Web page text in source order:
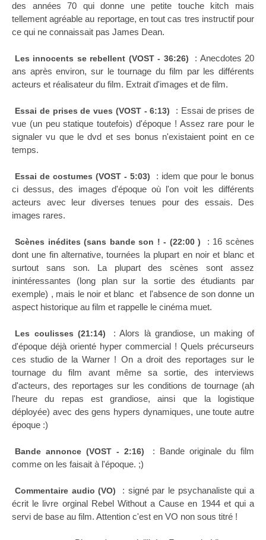
des années 70 qui donne une petite touche kitch mais
tellement agréable au reportage, en tout cas tres instructif pour
ce qui ne connaissait pas James Dean.
Les innocents se rebellent (VOST - 36:26)
: Anecdotes 20
ans après environ, sur le tournage du film par les différents
acteurs et réalisateur du film. Extrait d'images et de film.
Essai de prises de vues (VOST - 6:13)
: Essai de prises de
vue (un peu statique toutefois) d'époque ! Assez rare pour le
signaler vu que le dvd et ses bonus n'existaient point en ce
temps.
Essai de costumes (VOST - 5:03)
: idem que pour le bonus
ci dessus, des images d'époque où l'on voit les différents
acteurs avec leur diverses tenues pour des essais. Des
images rares.
Scènes inédites (sans bande son ! - (22:00 )
: 16 scènes
dont une fin alternative, tournées la plupart en noir et blanc et
surtout sans son. La plupart des scènes sont assez
inintéressantes (long plan sur la sortie des étudiants par
exemple) , mais le noir et blanc et l'absence de son donne un
aspect historique au film et rappelle le cinéma muet.
Les coulisses (21:14)
: Alors là grandiose, un making of
d'époque déjà orienté hyper commercial ! Quels précurseurs
ces studio de la Warner ! On a droit des reportages sur le
tournage du film avant même sa sortie, des interviews
d'acteurs, des reportages sur les conditions de tournage (ah
l'heure du repas est grandiose, ainsi que la logistique
déployée) avec des gens hypers dynamiques, une toute autre
époque :)
Bande annonce (VOST - 2:16)
: Bande originale du film
comme on les faisait à l'époque. ;)
Commentaire audio (VO)
: signé par le psychanaliste qui a
écrit le livre orginal Rebel Without a Cause en 1944 et qui a
servi de base au film. Attention c'est en VO non sous titré !